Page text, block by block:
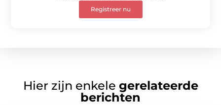
Registreer nu
Hier zijn enkele gerelateerde
berichten